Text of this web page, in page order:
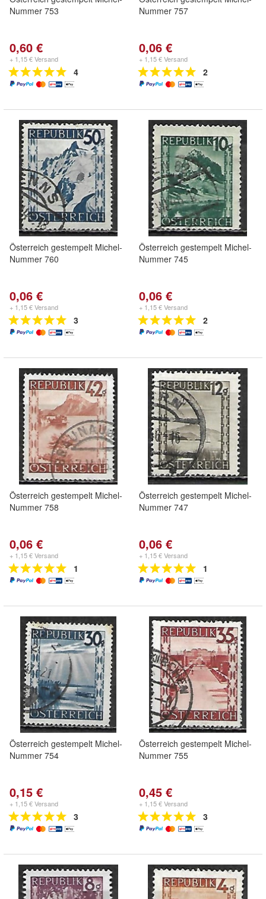
Nummer 753
0,60 €
+ 1,15 € Versand
4
Nummer 757
0,06 €
+ 1,15 € Versand
2
Österreich gestempelt Michel-
Nummer 760
0,06 €
+ 1,15 € Versand
3
Österreich gestempelt Michel-
Nummer 745
0,06 €
+ 1,15 € Versand
2
Österreich gestempelt Michel-
Nummer 758
0,06 €
+ 1,15 € Versand
1
Österreich gestempelt Michel-
Nummer 747
0,06 €
+ 1,15 € Versand
1
Österreich gestempelt Michel-
Nummer 754
0,15 €
+ 1,15 € Versand
3
Österreich gestempelt Michel-
Nummer 755
0,45 €
+ 1,15 € Versand
3